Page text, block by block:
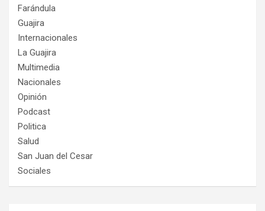
Farándula
Guajira
Internacionales
La Guajira
Multimedia
Nacionales
Opinión
Podcast
Politica
Salud
San Juan del Cesar
Sociales